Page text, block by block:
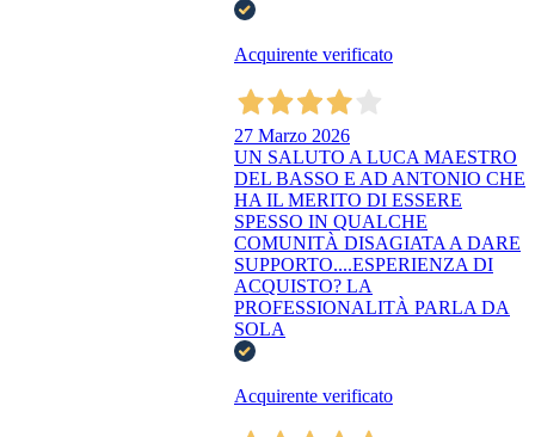
Acquirente verificato
27 Marzo 2026
UN SALUTO A LUCA MAESTRO
DEL BASSO E AD ANTONIO CHE
HA IL MERITO DI ESSERE
SPESSO IN QUALCHE
COMUNITÀ DISAGIATA A DARE
SUPPORTO....ESPERIENZA DI
ACQUISTO? LA
PROFESSIONALITÀ PARLA DA
SOLA
Acquirente verificato